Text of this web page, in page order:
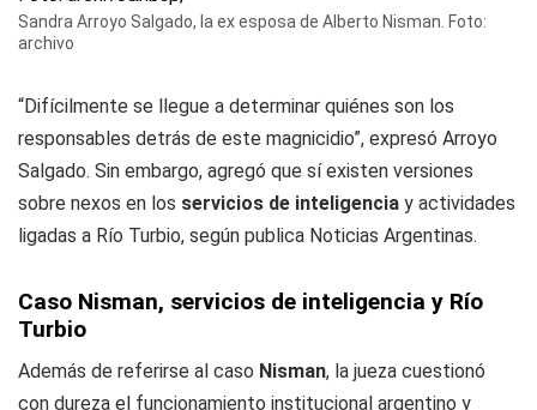
Sandra Arroyo Salgado, la ex esposa de Alberto Nisman. Foto:
archivo
“Difícilmente se llegue a determinar quiénes son los
responsables detrás de este magnicidio”, expresó Arroyo
Salgado. Sin embargo, agregó que sí existen versiones
sobre nexos en los servicios de inteligencia y actividades
ligadas a Río Turbio, según publica Noticias Argentinas.
Caso Nisman, servicios de inteligencia y Río
Turbio
Además de referirse al caso Nisman, la jueza cuestionó
con dureza el funcionamiento institucional argentino y